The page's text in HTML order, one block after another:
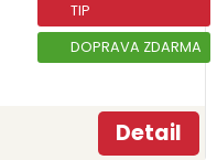
TIP
DOPRAVA ZDARMA
Detail